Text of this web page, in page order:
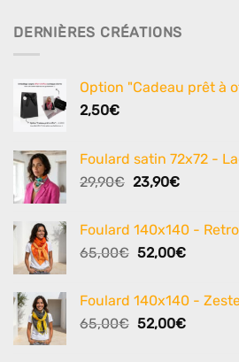
DERNIÈRES CRÉATIONS
Option "Cadeau prêt à
2,50€
Foulard satin 72x72 -
29,90€ Le
était :
29,90€.
23,90€Le
est :
23,90€.
Foulard 140x140 -
65,00€ Le
était :
65,00€.
52,00€Le
est :
52,00€.
Foulard 140x140 -
65,00€ Le
52,00€Le